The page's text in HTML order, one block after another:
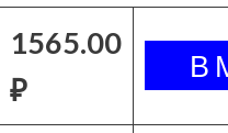
1565.00
₽